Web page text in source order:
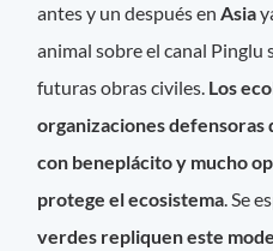
antes y un después en Asia
animal sobre el canal
futuras obras civiles. Los
organizaciones defensoras
con beneplácito y mucho
protege el ecosistema. Se
verdes repliquen este